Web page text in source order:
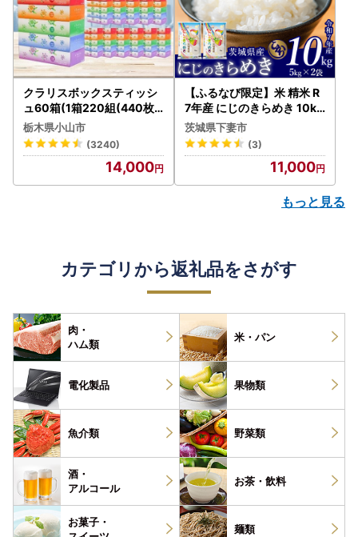
クラリスボックスティッシ
ュ60箱(1箱220組(440枚))
(5個入り×12セット)【配送
不可地域：離島・沖縄県】
【1256759】
栃木県小山市
(3240)
14,000
【ふるなび限定】米 精米 R
7年産 にじのきらめき 10kg
10月 FN-Limited-PR
茨城県下妻市
(3)
11,000
もっと見る
カテゴリから返礼品をさがす
肉・
ハム類
米・パン
電化製品 果物類
魚介類 野菜類
酒・
アルコール
お茶・ 飲料
お菓子・
麺類